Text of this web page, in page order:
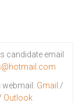
candidate email
webmail: Gmail /
Outlook